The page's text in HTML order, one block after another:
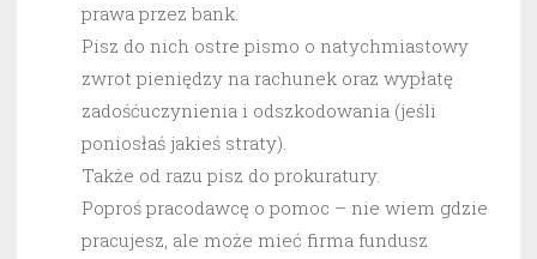
prawa przez bank.
Pisz do nich ostre pismo o natychmiastowy
zwrot pieniędzy na rachunek oraz wypłatę
zadośćuczynienia i odszkodowania (jeśli
poniosłaś jakieś straty).
Także od razu pisz do prokuratury.
Poproś pracodawcę o pomoc – nie wiem gdzie
pracujesz, ale może mieć firma fundusz